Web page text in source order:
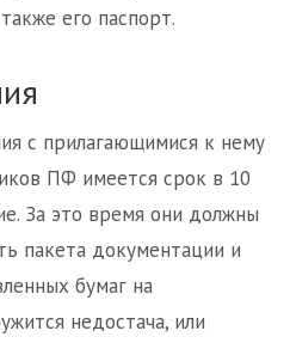
его паспорт.
с прилагающимися к нему
ПФ имеется срок в 10
За это время они должны
пакета документации и
бумаг на
недостача, или